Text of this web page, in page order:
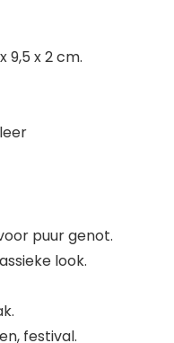
9,5 x 2 cm.
puur genot.
look.
festival.